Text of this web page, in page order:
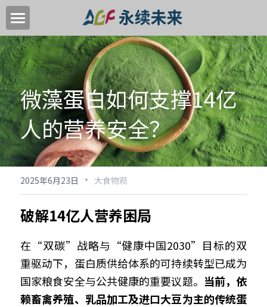
首页
关于我们
关键领域
中国高质量转型目标
加入我们
新闻中心
永续活动
EN
微藻蛋白如何支撑14亿
人的营养安全？
2025年6月23日 · 大食物观
破解14亿人营养困局
在“双碳”战略与“健康中国2030”目标的双
重驱动下，蛋白质供给体系的可持续转型已成为
国家粮食安全与公共健康的重要议题。 当前，依
赖畜禽养殖、乳品加工及进口大豆为主的传统蛋